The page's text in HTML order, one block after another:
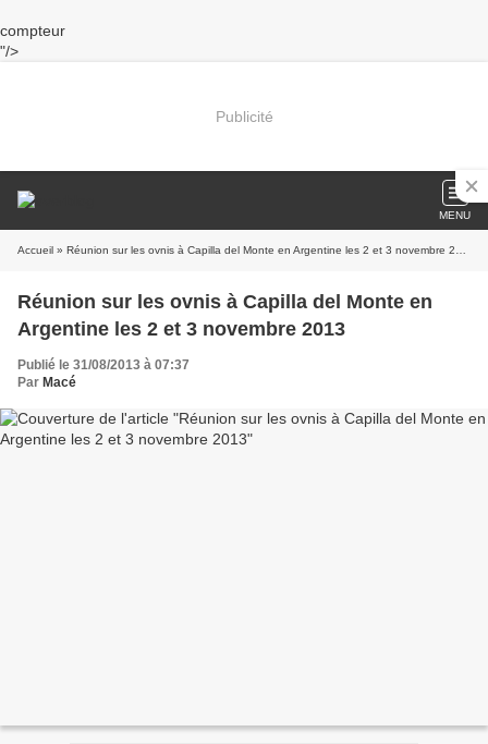
compteur
"/>
Publicité
MENU
Accueil » Réunion sur les ovnis à Capilla del Monte en Argentine les 2 et 3 novembre 2013
Réunion sur les ovnis à Capilla del Monte en
Argentine les 2 et 3 novembre 2013
Publié le 31/08/2013 à 07:37
Par Macé